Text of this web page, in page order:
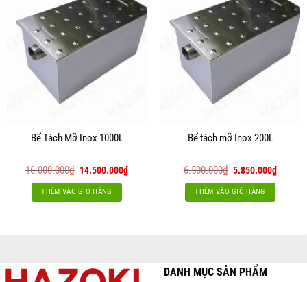
Bể Tách Mỡ Inox 1000L
16.000.000₫ Giá
là:
16.000.000₫.
14.500.000₫Giá
hiện
THÊM VÀO GIỎ HÀNG
Bể tách mỡ Inox 200L
6.500.000₫ Giá
là:
6.500.000₫.
5.850.000₫Giá
hiện
THÊM VÀO GIỎ HÀNG
DANH MỤC SẢN PHẨM